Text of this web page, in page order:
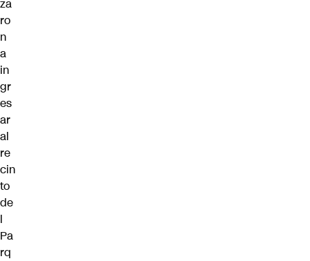
za
ro
n
a
in
gr
es
ar
al
re
cin
to
de
l
Pa
rq